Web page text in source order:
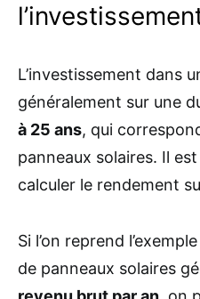
L’investissement dans
généralement sur une
à 25 ans, qui
panneaux solaires. Il
calculer le rendement
Si l’on reprend
de panneaux solaires